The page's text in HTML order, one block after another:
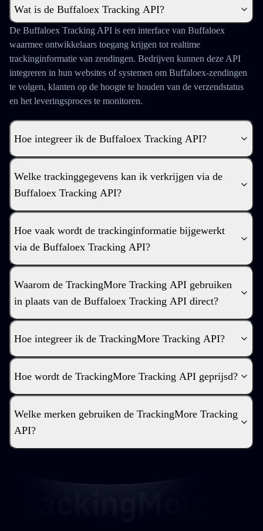
Wat is de Buffaloex Tracking API?
De Buffaloex Tracking API is een interface van Buffaloex
waarmee ontwikkelaars toegang krijgen tot realtime
trackinginformatie van zendingen. Bedrijven kunnen deze API
integreren in hun websites of systemen om Buffaloex-zendingen
te volgen, klanten op de hoogte te houden van de verzendstatus
en het leveringsproces te monitoren.
Hoe integreer ik de Buffaloex Tracking API?
Welke trackinggegevens kan ik verkrijgen via de
Buffaloex Tracking API?
Hoe vaak wordt de trackinginformatie bijgewerkt
via de Buffaloex Tracking API?
Waarom de TrackingMore Tracking API gebruiken
in plaats van de Buffaloex Tracking API direct?
Hoe integreer ik de TrackingMore Tracking API?
Hoe wordt de TrackingMore Tracking API geprijsd?
Welke merken gebruiken de TrackingMore Tracking
API?